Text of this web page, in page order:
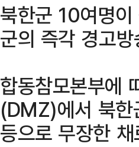
북한군 10여명
군의 즉각 경고
합동참모본부에
(DMZ)에서 북
등으로 무장한